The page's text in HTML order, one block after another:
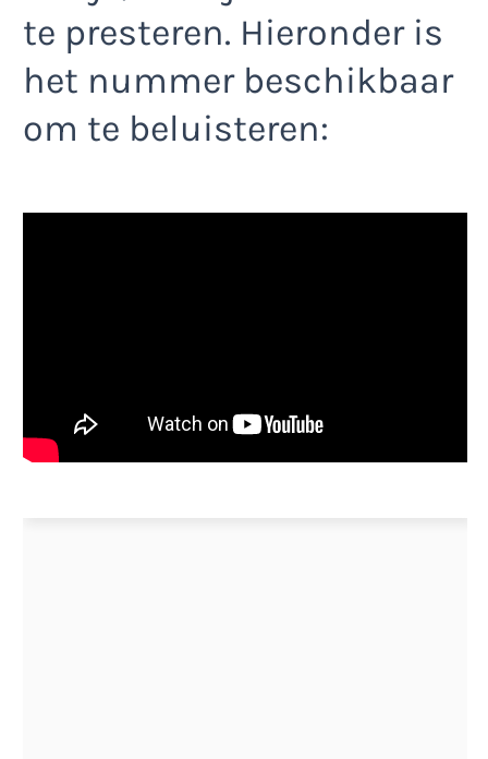
te presteren. Hieronder is
het nummer beschikbaar
om te beluisteren: